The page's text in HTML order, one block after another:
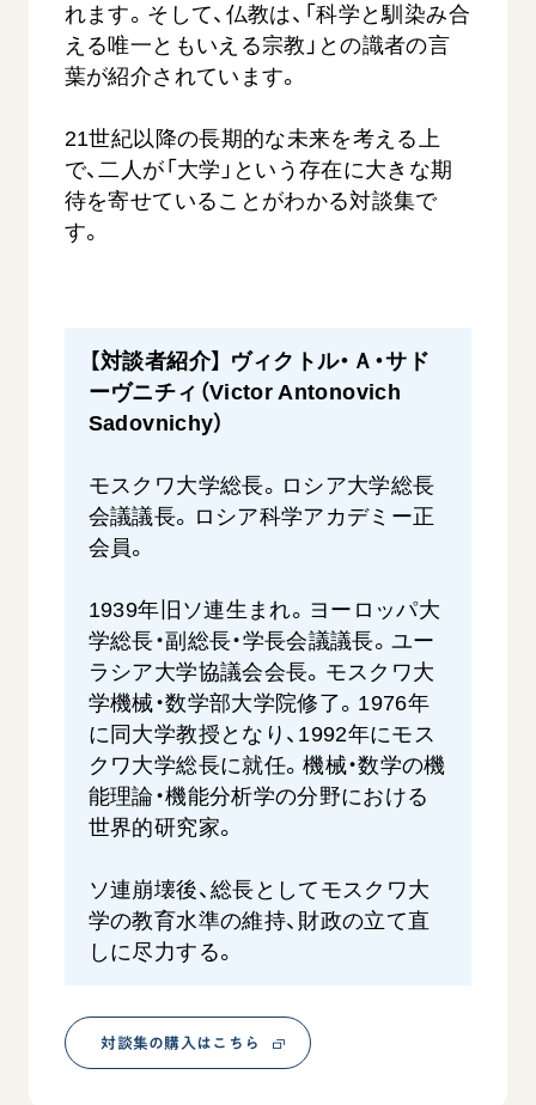
れます。そして、仏教は、「科学と馴染み合
える唯一ともいえる宗教」との識者の言
葉が紹介されています。
21世紀以降の長期的な未来を考える上
で、二人が「大学」という存在に大きな期
待を寄せていることがわかる対談集で
す。
【対談者紹介】 ヴィクトル・Ａ・サド
ーヴニチィ（Victor Antonovich
Sadovnichy）
モスクワ大学総長。ロシア大学総長
会議議長。ロシア科学アカデミー正
会員。
1939年旧ソ連生まれ。ヨーロッパ大
学総長・副総長・学長会議議長。ユー
ラシア大学協議会会長。モスクワ大
学機械・数学部大学院修了。1976年
に同大学教授となり、1992年にモス
クワ大学総長に就任。機械・数学の機
能理論・機能分析学の分野における
世界的研究家。
ソ連崩壊後、総長としてモスクワ大
学の教育水準の維持、財政の立て直
しに尽力する。
対談集の購入はこちら